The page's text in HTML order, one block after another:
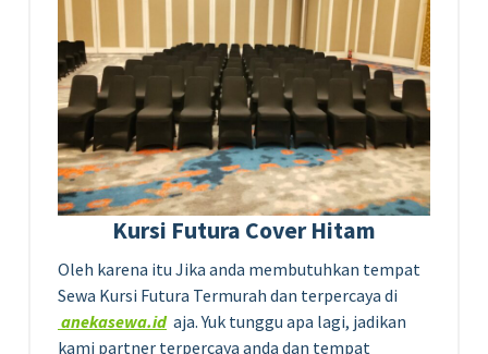
Kursi Futura Cover Hitam
Oleh karena itu Jika anda membutuhkan tempat
Sewa Kursi Futura Termurah dan terpercaya di
anekasewa.idaja. Yuk tunggu apa lagi, jadikan
kami partner terpercaya anda dan tempat